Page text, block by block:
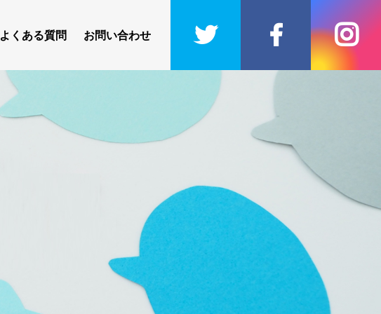
よくある質問 お問い合わせ